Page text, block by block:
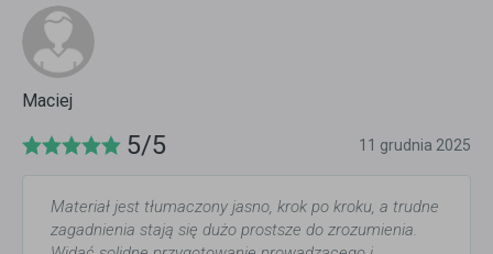
Maciej
5/5 11 grudnia 2025
Materiał jest tłumaczony jasno, krok po kroku, a trudne
zagadnienia stają się dużo prostsze do zrozumienia.